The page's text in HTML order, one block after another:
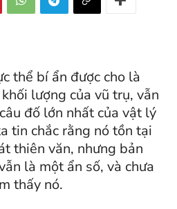
thể bí ẩn được cho là
lượng của vũ trụ, vẫn
đố lớn nhất của vật lý
tin chắc rằng nó tồn tại
thiên văn, nhưng bản
là một ẩn số, và chưa
thấy nó.